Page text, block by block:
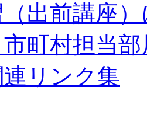
出前講座
町村担当部
リンク集